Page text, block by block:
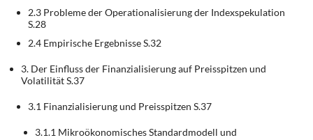
2.3 Probleme der Operationalisierung der Indexspekulation
S.28
2.4 Empirische Ergebnisse S.32
3. Der Einfluss der Finanzialisierung auf Preisspitzen und
Volatilität S.37
3.1 Finanzialisierung und Preisspitzen S.37
3.1.1 Mikroökonomisches Standardmodell und